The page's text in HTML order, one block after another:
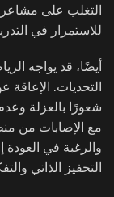
التغلب على مشاعر
للاستمرار في
أيضًا، قد يواجه
التحديات.
شعورًا بالعزلة
مع الإصابات من
والرغبة في
التحفيز الذاتي